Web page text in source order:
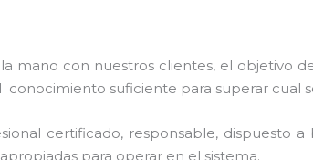
mano con nuestros clientes, el objetivo
suficiente para superar cual
certificado, responsable, dispuesto a
para operar en el sistema.